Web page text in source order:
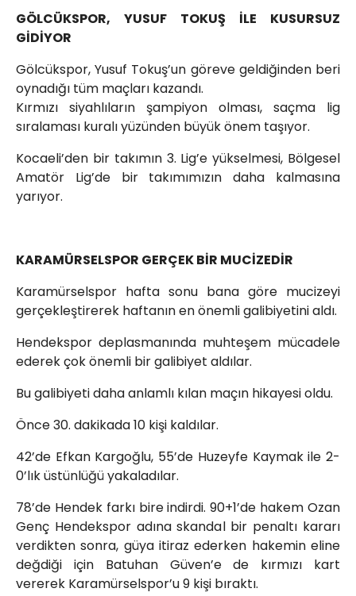
GÖLCÜKSPOR, YUSUF TOKUŞ İLE KUSURSUZ
GİDİYOR
Gölcükspor, Yusuf Tokuş’un göreve geldiğinden beri
oynadığı tüm maçları kazandı.
Kırmızı siyahlıların şampiyon olması, saçma lig
sıralaması kuralı yüzünden büyük önem taşıyor.
Kocaeli’den bir takımın 3. Lig’e yükselmesi, Bölgesel
Amatör Lig’de bir takımımızın daha kalmasına
yarıyor.
KARAMÜRSELSPOR GERÇEK BİR MUCİZEDİR
Karamürselspor hafta sonu bana göre mucizeyi
gerçekleştirerek haftanın en önemli galibiyetini aldı.
Hendekspor deplasmanında muhteşem mücadele
ederek çok önemli bir galibiyet aldılar.
Bu galibiyeti daha anlamlı kılan maçın hikayesi oldu.
Önce 30. dakikada 10 kişi kaldılar.
42’de Efkan Kargoğlu, 55’de Huzeyfe Kaymak ile 2-
0’lık üstünlüğü yakaladılar.
78’de Hendek farkı bire indirdi. 90+1’de hakem Ozan
Genç Hendekspor adına skandal bir penaltı kararı
verdikten sonra, güya itiraz ederken hakemin eline
değdiği için Batuhan Güven’e de kırmızı kart
vererek Karamürselspor’u 9 kişi bıraktı.